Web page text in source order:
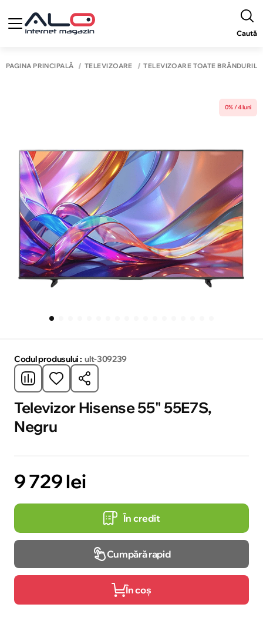
Caută
PAGINA PRINCIPALĂ TELEVIZOARE TELEVIZOARE TOATE BRĂNDURILE
0% / 4 luni
Codul produsului : ult-309239
Televizor Hisense 55" 55E7S,
Negru
9 729 lei
În credit
Cumpără rapid
În coș